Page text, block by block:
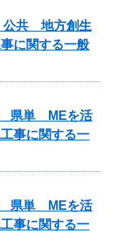
公共 地方創生
に関する一般
県単 MEを活
事に関する一
県単 MEを活
事に関する一